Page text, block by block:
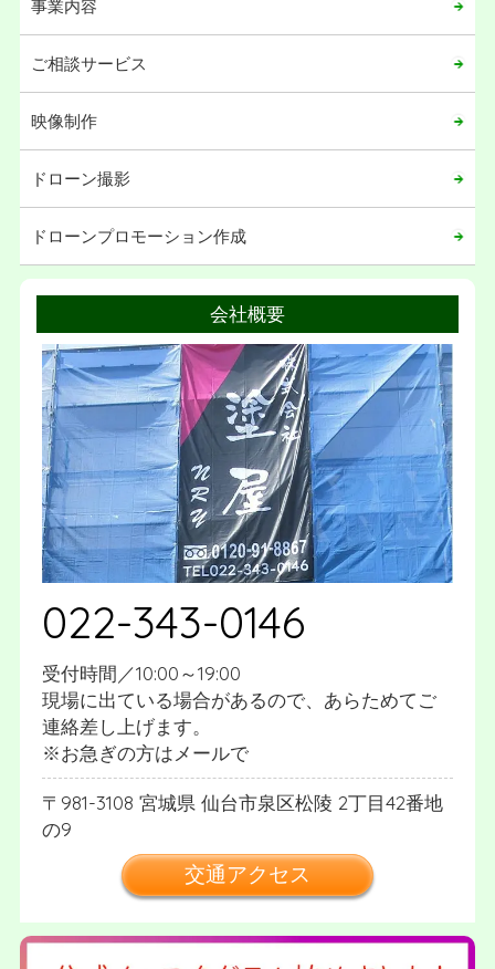
2020年04月
2020年03月
2020年02月
2020年01月
2019年12月
2019年11月
2019年02月
事業内容
ご相談サービス
映像制作
ドローン撮影
ドローンプロモーション作成
会社概要
022-343-0146
受付時間／10:00～19:00
現場に出ている場合があるので、あらためてご
連絡差し上げます。
※お急ぎの方はメールで
981-3108 宮城県 仙台市泉区松陵 2丁目42番地
の9
交通アクセス